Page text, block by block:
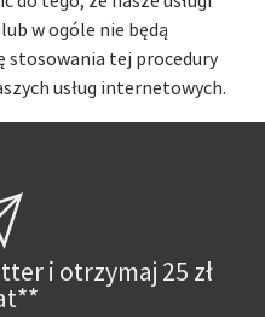
w ogóle nie będą
stosowania tej procedury
usług internetowych.
i otrzymaj 25 zł